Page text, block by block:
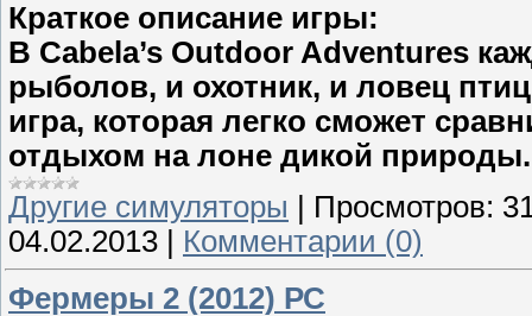
Краткое описание игры:
В Cabela’s Outdoor Adventures
рыболов, и охотник, и ловец
игра, которая легко сможет
отдыхом на лоне дикой природы.
Другие симуляторы
Просмотров:
04.02.2013
Комментарии (0)
Фермеры 2 (2012) РС